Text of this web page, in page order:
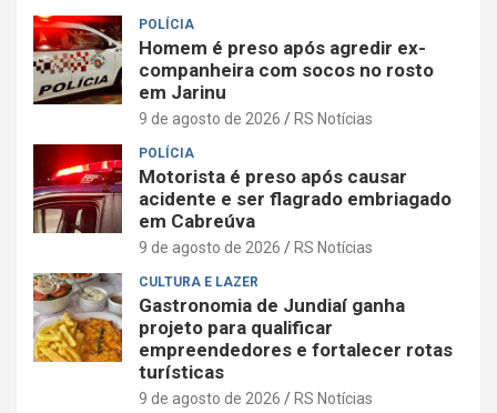
POLÍCIA
Homem é preso após agredir ex-
companheira com socos no rosto
em Jarinu
9 de agosto de 2026 RS Notícias
POLÍCIA
Motorista é preso após causar
acidente e ser flagrado embriagado
em Cabreúva
9 de agosto de 2026 RS Notícias
CULTURA E LAZER
Gastronomia de Jundiaí ganha
projeto para qualificar
empreendedores e fortalecer rotas
turísticas
9 de agosto de 2026 RS Notícias